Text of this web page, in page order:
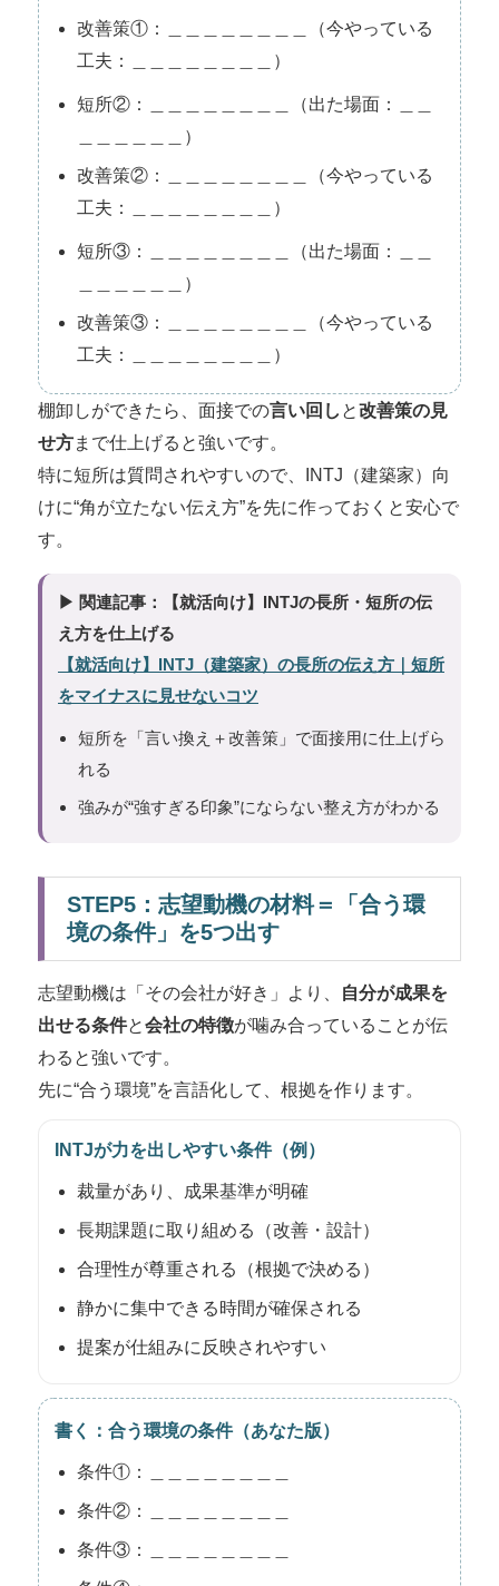
改善策①：＿＿＿＿＿＿＿＿（今やっている
工夫：＿＿＿＿＿＿＿＿）
短所②：＿＿＿＿＿＿＿＿（出た場面：＿＿
＿＿＿＿＿＿）
改善策②：＿＿＿＿＿＿＿＿（今やっている
工夫：＿＿＿＿＿＿＿＿）
短所③：＿＿＿＿＿＿＿＿（出た場面：＿＿
＿＿＿＿＿＿）
改善策③：＿＿＿＿＿＿＿＿（今やっている
工夫：＿＿＿＿＿＿＿＿）
棚卸しができたら、面接での言い回し と改善策の見
せ方まで仕上げると強いです。
特に短所は質問されやすいので、INTJ（建築家）向
けに“角が立たない伝え方”を先に作っておくと安心で
す。
▶ 関連記事：【就活向け】INTJの長所・短所の伝
え方を仕上げる
【就活向け】INTJ（建築家）の長所の伝え方｜短所
をマイナスに見せないコツ
短所を「言い換え＋改善策」で面接用に仕上げら
れる
強みが“強すぎる印象”にならない整え方がわかる
STEP5：志望動機の材料＝「合う環
境の条件」を5つ出す
志望動機は「その会社が好き」より、
自分が成果を
出せる条件と会社の特徴が噛み合っていることが伝
わると強いです。
先に“合う環境”を言語化して、根拠を作ります。
INTJが力を出しやすい条件（例）
裁量があり、成果基準が明確
長期課題に取り組める（改善・設計）
合理性が尊重される（根拠で決める）
静かに集中できる時間が確保される
提案が仕組みに反映されやすい
書く：合う環境の条件（あなた版）
条件①：＿＿＿＿＿＿＿＿
条件②：＿＿＿＿＿＿＿＿
条件③：＿＿＿＿＿＿＿＿